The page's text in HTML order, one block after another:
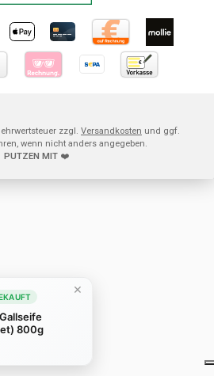
zzgl. Versandkosten und ggf.
wenn nicht anders angegeben.
PUTZEN MIT ❤️
800g
×